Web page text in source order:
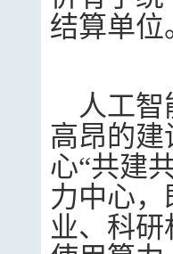
结算单位
人工
高昂的
心“共建
力中心
业、科